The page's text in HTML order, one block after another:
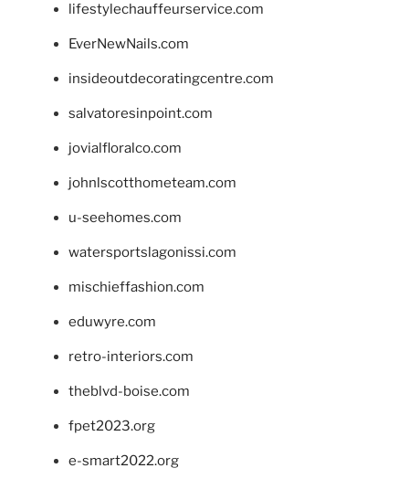
lifestylechauffeurservice.com
EverNewNails.com
insideoutdecoratingcentre.com
salvatoresinpoint.com
jovialfloralco.com
johnlscotthometeam.com
u-seehomes.com
watersportslagonissi.com
mischieffashion.com
eduwyre.com
retro-interiors.com
theblvd-boise.com
fpet2023.org
e-smart2022.org